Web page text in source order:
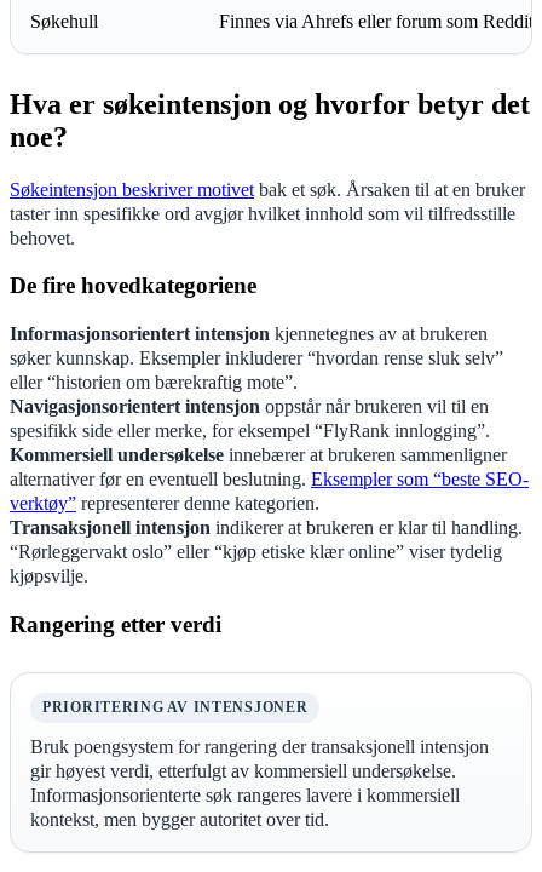
Søkehull Finnes via Ahrefs eller forum som Reddit
Hva er søkeintensjon og hvorfor betyr det
noe?
Søkeintensjon beskriver motivet bak et søk. Årsaken til at en bruker
taster inn spesifikke ord avgjør hvilket innhold som vil tilfredsstille
behovet.
De fire hovedkategoriene
Informasjonsorientert intensjon kjennetegnes av at brukeren
søker kunnskap. Eksempler inkluderer “hvordan rense sluk selv”
eller “historien om bærekraftig mote”.
Navigasjonsorientert intensjon oppstår når brukeren vil til en
spesifikk side eller merke, for eksempel “FlyRank innlogging”.
Kommersiell undersøkelse innebærer at brukeren sammenligner
alternativer før en eventuell beslutning. Eksempler som “beste SEO-
verktøy” representerer denne kategorien.
Transaksjonell intensjon indikerer at brukeren er klar til handling.
“Rørleggervakt oslo” eller “kjøp etiske klær online” viser tydelig
kjøpsvilje.
Rangering etter verdi
PRIORITERING AV INTENSJONER
Bruk poengsystem for rangering der transaksjonell intensjon
gir høyest verdi, etterfulgt av kommersiell undersøkelse.
Informasjonsorienterte søk rangeres lavere i kommersiell
kontekst, men bygger autoritet over tid.